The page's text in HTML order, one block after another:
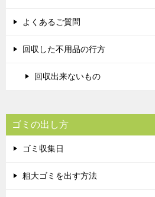
よくあるご質問
回収した不用品の行方
回収出来ないもの
ゴミの出し方
ゴミ収集日
粗大ゴミを出す方法